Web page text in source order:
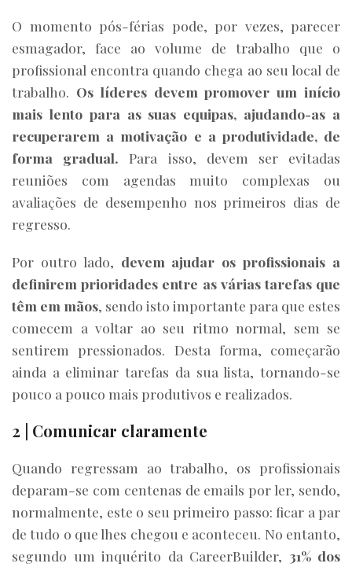
O momento pós-férias pode, por vezes, parecer
esmagador, face ao volume de trabalho que o
profissional encontra quando chega ao seu local de
trabalho. Os líderes devem promover um início
mais lento para as suas equipas, ajudando-as a
recuperarem a motivação e a produtividade, de
forma gradual. Para isso, devem ser evitadas
reuniões com agendas muito complexas ou
avaliações de desempenho nos primeiros dias de
regresso.
Por outro lado, devem ajudar os profissionais a
definirem prioridades entre as várias tarefas que
têm em mãos, sendo isto importante para que estes
comecem a voltar ao seu ritmo normal, sem se
sentirem pressionados. Desta forma, começarão
ainda a eliminar tarefas da sua lista, tornando-se
pouco a pouco mais produtivos e realizados.
2 | Comunicar claramente
Quando regressam ao trabalho, os profissionais
deparam-se com centenas de emails por ler, sendo,
normalmente, este o seu primeiro passo: ficar a par
de tudo o que lhes chegou e aconteceu. No entanto,
segundo um inquérito da CareerBuilder, 31% dos